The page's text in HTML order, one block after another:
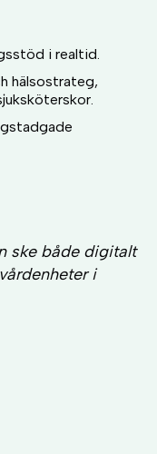
i realtid.
hälsostrateg,
ske både digitalt
i